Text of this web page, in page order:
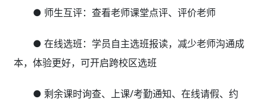
● 师生互评：查看老师课堂点评、评价老师
● 在线选班：学员自主选班报读，减少老师沟通成
本，体验更好，可开启跨校区选班
● 剩余课时询查、上课/考勤通知、在线请假、约